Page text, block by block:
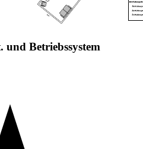
Betriebssystem